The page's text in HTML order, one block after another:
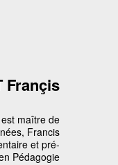
Françis
maître de
Francis
et pré-
Pédagogie